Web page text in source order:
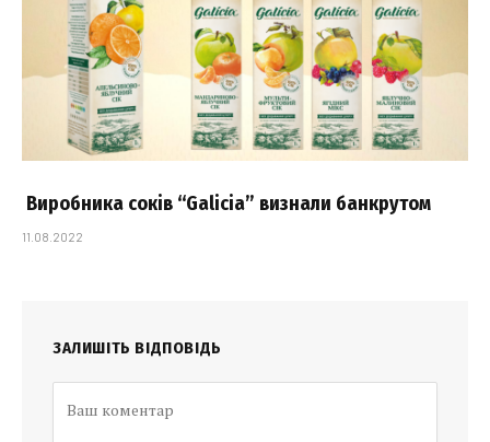
Виробника соків “Galicia” визнали банкрутом
11.08.2022
ЗАЛИШІТЬ ВІДПОВІДЬ